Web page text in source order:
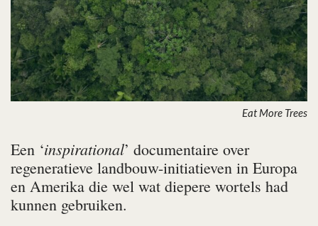
Eat More Trees
Een ‘inspirational’ documentaire over
regeneratieve landbouw-initiatieven in Europa
en Amerika die wel wat diepere wortels had
kunnen gebruiken.